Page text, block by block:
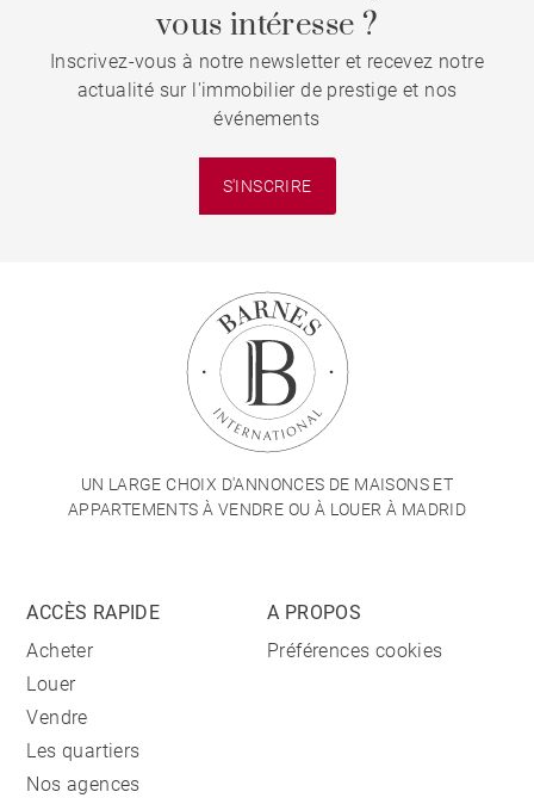
vous intéresse ?
Inscrivez-vous à notre newsletter et recevez notre
actualité sur l'immobilier de prestige et nos
événements
S'INSCRIRE
UN LARGE CHOIX D'ANNONCES DE MAISONS ET
APPARTEMENTS À VENDRE OU À LOUER À MADRID
ACCÈS RAPIDE
Acheter
Louer
Vendre
Les quartiers
Nos agences
A PROPOS
Préférences cookies